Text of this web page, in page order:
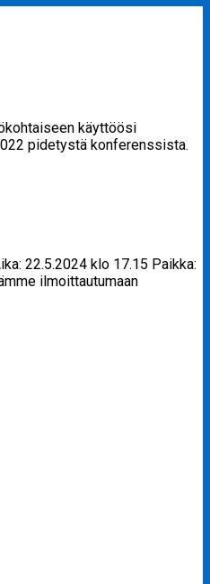
käyttöösi
pidetystä konferenssista.
22.5.2024 klo 17.15 Paikka:
ilmoittautumaan